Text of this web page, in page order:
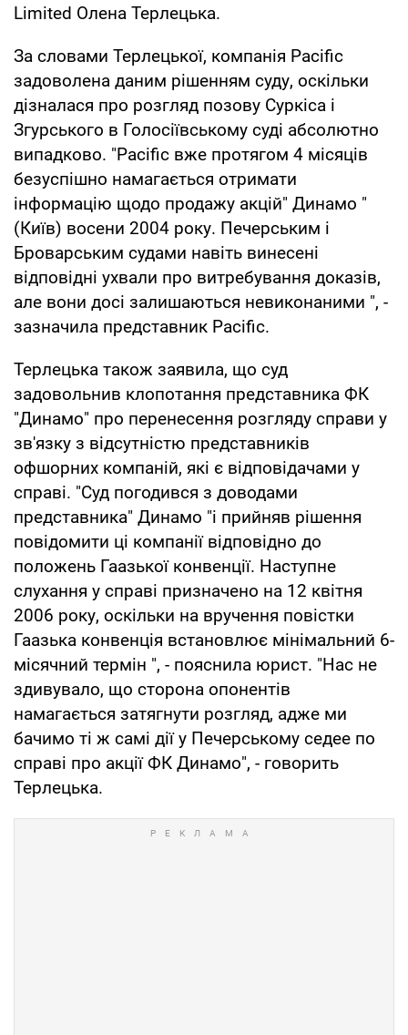
Limited Олена Терлецька.
За словами Терлецької, компанія Pacific
задоволена даним рішенням суду, оскільки
дізналася про розгляд позову Суркіса і
Згурського в Голосіївському суді абсолютно
випадково. "Pacific вже протягом 4 місяців
безуспішно намагається отримати
інформацію щодо продажу акцій" Динамо "
(Київ) восени 2004 року. Печерським і
Броварським судами навіть винесені
відповідні ухвали про витребування доказів,
але вони досі залишаються невиконаними ", -
зазначила представник Pacific.
Терлецька також заявила, що суд
задовольнив клопотання представника ФК
"Динамо" про перенесення розгляду справи у
зв'язку з відсутністю представників
офшорних компаній, які є відповідачами у
справі. "Суд погодився з доводами
представника" Динамо "і прийняв рішення
повідомити ці компанії відповідно до
положень Гаазької конвенції. Наступне
слухання у справі призначено на 12 квітня
2006 року, оскільки на вручення повістки
Гаазька конвенція встановлює мінімальний 6-
місячний термін ", - пояснила юрист. "Нас не
здивувало, що сторона опонентів
намагається затягнути розгляд, адже ми
бачимо ті ж самі дії у Печерському седее по
справі про акції ФК Динамо", - говорить
Терлецька.